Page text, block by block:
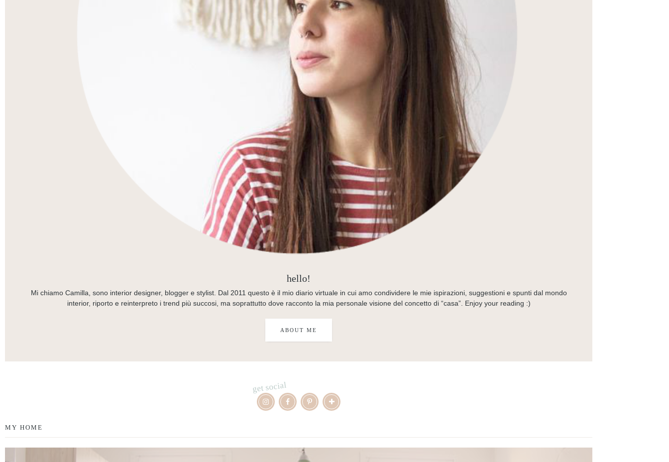
hello!
Mi chiamo Camilla, sono interior designer, blogger e stylist. Dal 2011 questo è il mio diario virtuale in cui amo condividere le mie ispirazioni, suggestioni e spunti dal mondo
interior, riporto e reinterpreto i trend più succosi, ma soprattutto dove racconto la mia personale visione del concetto di “casa”. Enjoy your reading :)
ABOUT ME
get social
MY HOME